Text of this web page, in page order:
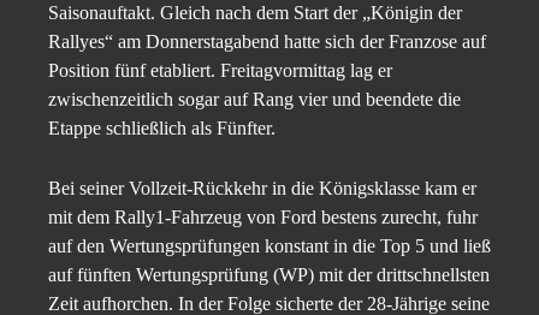
Saisonauftakt. Gleich nach dem Start der „Königin der
Rallyes“ am Donnerstagabend hatte sich der Franzose auf
Position fünf etabliert. Freitagvormittag lag er
zwischenzeitlich sogar auf Rang vier und beendete die
Etappe schließlich als Fünfter.
Bei seiner Vollzeit-Rückkehr in die Königsklasse kam er
mit dem Rally1-Fahrzeug von Ford bestens zurecht, fuhr
auf den Wertungsprüfungen konstant in die Top 5 und ließ
auf fünften Wertungsprüfung (WP) mit der drittschnellsten
Zeit aufhorchen. In der Folge sicherte der 28-Jährige seine